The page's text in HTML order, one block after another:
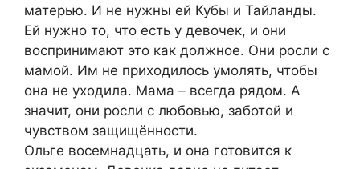
матерью. И не нужны ей Кубы и Тайланды.
Ей нужно то, что есть у девочек, и они
воспринимают это как должное. Они росли с
мамой. Им не приходилось умолять, чтобы
она не уходила. Мама – всегда рядом. А
значит, они росли с любовью, заботой и
чувством защищённости.
Ольге восемнадцать, и она готовится к